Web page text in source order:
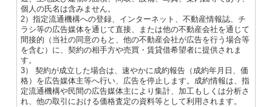
個人の氏名は含みません。
2）指定流通機構への登録、インターネット、不動産情報誌、チ
ラシ等の広告媒体を通じて直接、または他の不動産会社を通じて
間接的（当社の同意のもと、他の不動産会社が広告を行う場合等
を含む）に、契約の相手方や売買・賃貸借希望者に提供されま
す。
3） 契約が成立した場合は、速やかに成約報告（成約年月日、価
格）を広告媒体主等へ行い、広告を停止します。成約情報は、指
定流通機構や民間の広告媒体主により集計、加工もしくは分析さ
れ、他の取引における価格査定の資料等として利用されます。